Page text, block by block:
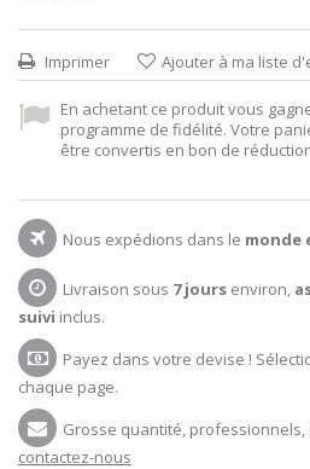
Imprimer Ajouter à ma liste
En achetant ce produit vous
programme de fidélité. Votre
être convertis en bon de
Nous expédions dans le monde
Livraison sous 7 jours environ,
suivi inclus.
Payez dans votre devise !
chaque page.
Grosse quantité,
contactez-nous